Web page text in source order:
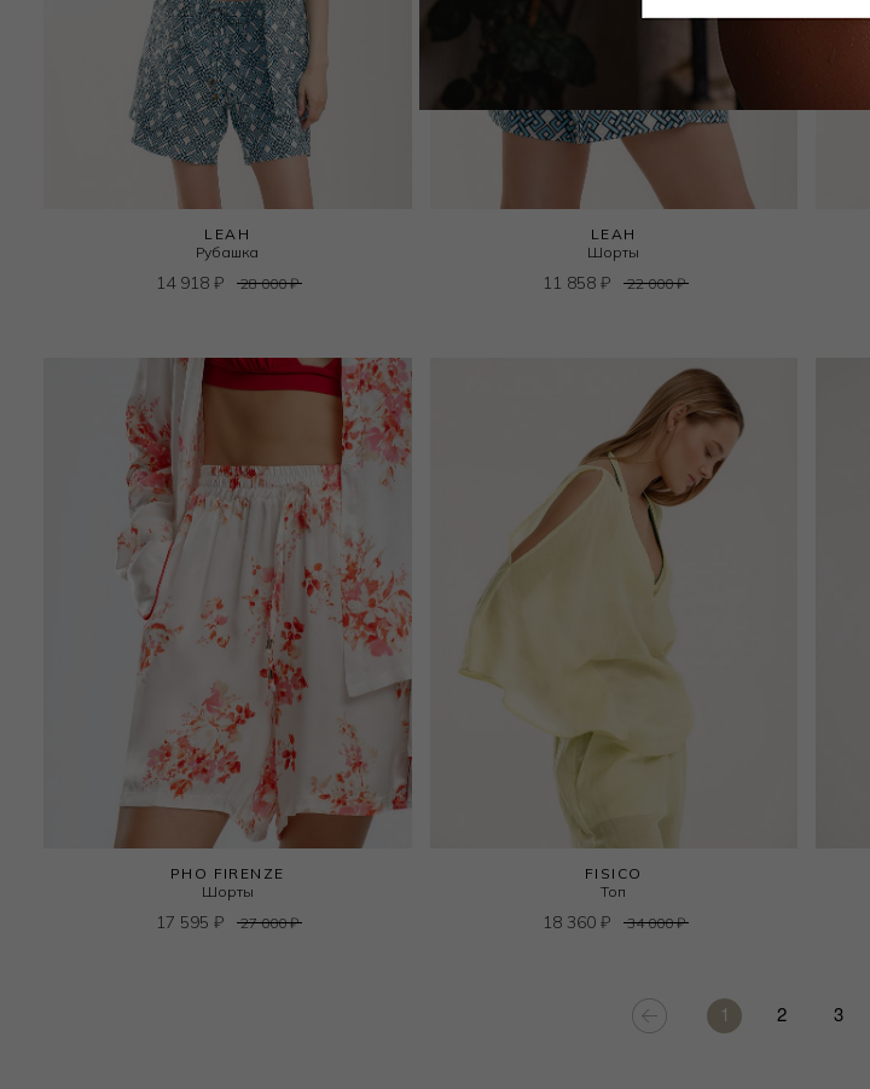
LEAH
Рубашка
14 918₽ 28 000₽
LEAH
Шорты
11 858 ₽ 22 000₽
PHO FIRENZE
Шорты
17 595₽ 27 000₽
FISICO
Топ
18 360 ₽ 34 000₽
1 2 3